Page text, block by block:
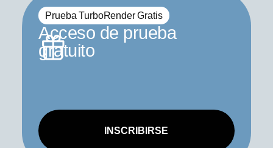
Prueba TurboRender Gratis
Acceso de prueba
gratuito
INSCRIBIRSE